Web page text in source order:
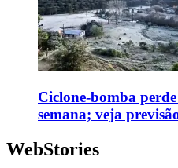
Ciclone-bomba
semana; veja
WebStories